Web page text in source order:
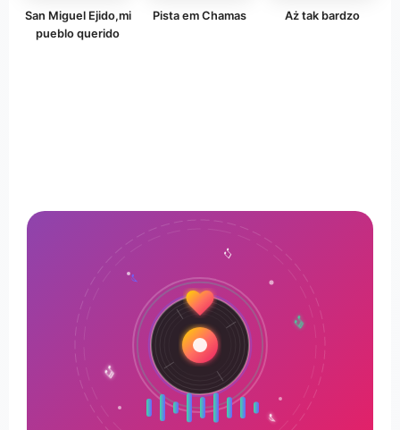
San Miguel Ejido,mi
pueblo querido
Pista em Chamas Aż tak bardzo